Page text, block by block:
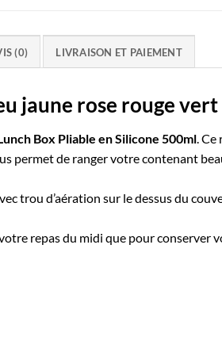
(0) LIVRAISON ET PAIEMENT
jaune rose rouge vert
Box Pliable en Silicone 500ml. Ce
permet de ranger votre contenant
trou d’aération sur le dessus du
repas du midi que pour conserver